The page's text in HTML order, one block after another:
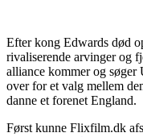
Efter kong Edwards død
rivaliserende arvinger og
alliance kommer og søger
over for et valg mellem
danne et forenet England.
Først kunne Flixfilm.dk